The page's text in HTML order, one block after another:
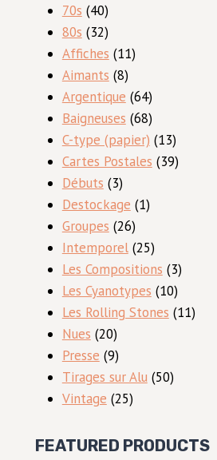
produits
70s 4040
produits
80s 3232
produits
Affiches 1111
Aimants 88
produits
Argentique 6464
produits
Baigneuses 6868
produits
C-type (papier) 1313
produits
Cartes Postales 3939
Débuts 33
produits
Destockage 11
Groupes 2626
produits
Intemporel 2525
produits
Les Compositions 33
produits
Les Cyanotypes 1010
produits
Les Rolling Stones 1111
Nues 2020
produits
Presse 99
produits
Tirages sur Alu 5050
Vintage 2525
FEATURED PRODUCTS